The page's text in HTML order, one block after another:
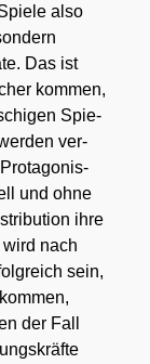
also
Das ist
kom­men,
Spie­
ver­
Prot­ago­nis­
und ohne
ihre
nach
sein,
der Fall